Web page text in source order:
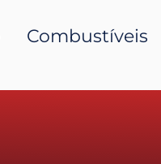
Combustíveis